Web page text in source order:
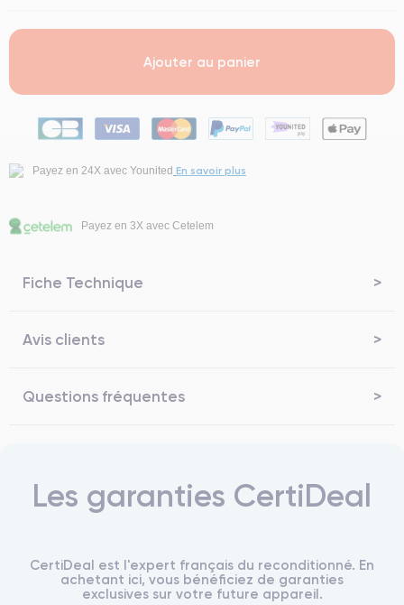
Ajouter au panier
Payez en 24X avec Younited En savoir plus
Payez en 3X avec Cetelem
Fiche Technique
Avis clients
Questions fréquentes
Les garanties CertiDeal
CertiDeal est l'expert français du reconditionné. En
achetant ici, vous bénéficiez de garanties
exclusives sur votre future appareil.